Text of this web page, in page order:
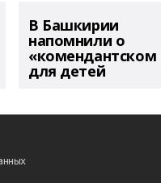
В Башкирии
напомнили о
«комендантском
для детей